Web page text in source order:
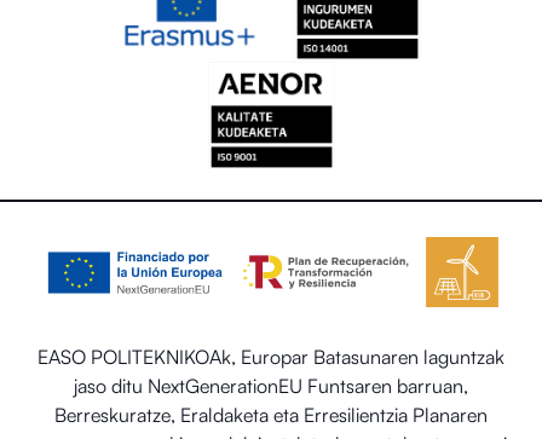
EASO POLITEKNIKOAk, Europar Batasunaren laguntzak
jaso ditu NextGenerationEU Funtsaren barruan,
Berreskuratze, Eraldaketa eta Erresilientzia Planaren